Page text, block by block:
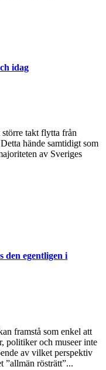
idag
takt flytta från
hände samtidigt som
av Sveriges
den egentligen i
framstå som enkel att
politiker och museer inte
av vilket perspektiv
”allmän rösträtt”...